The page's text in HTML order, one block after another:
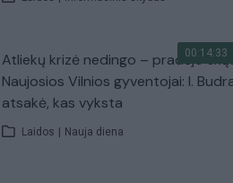
00:14:33
Atliekų krizė nedingo – pradėjo
Naujosios Vilnios gyventojai: I.
atsakė, kas vyksta
Laidos | Nauja diena